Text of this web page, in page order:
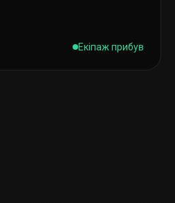
Екіпаж прибув